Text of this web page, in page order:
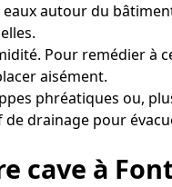
autour du
Pour remédier à
aisément.
phréatiques ou,
drainage pour
cave à